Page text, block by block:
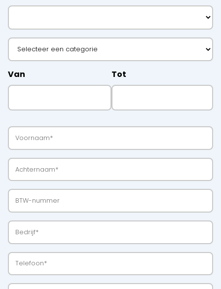
Van Tot